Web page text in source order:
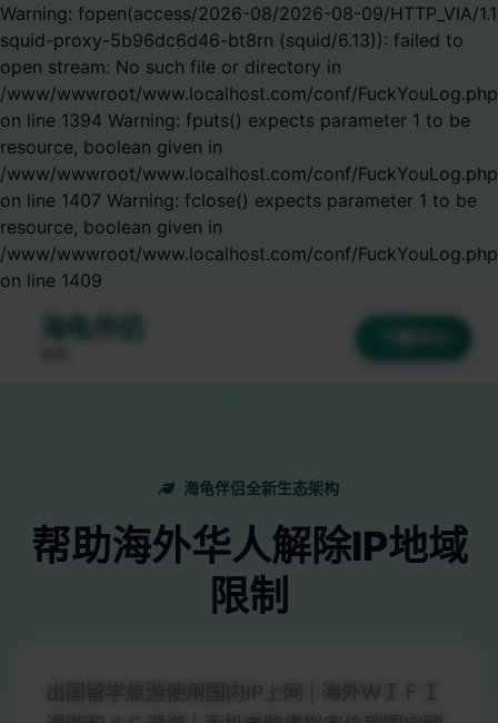
Warning: fopen(access/2026-08/2026-08-09/HTTP_VIA/1.1
squid-proxy-5b96dc6d46-bt8rn (squid/6.13)): failed to
open stream: No such file or directory in
/www/wwwroot/www.localhost.com/conf/FuckYouLog.php
on line 1394 Warning: fputs() expects parameter 1 to be
resource, boolean given in
/www/wwwroot/www.localhost.com/conf/FuckYouLog.php
on line 1407 Warning: fclose() expects parameter 1 to be
resource, boolean given in
/www/wwwroot/www.localhost.com/conf/FuckYouLog.php
on line 1409
海龟伴侣
海龟伴侣全新生态架构
帮助海外华人解除IP地域
限制